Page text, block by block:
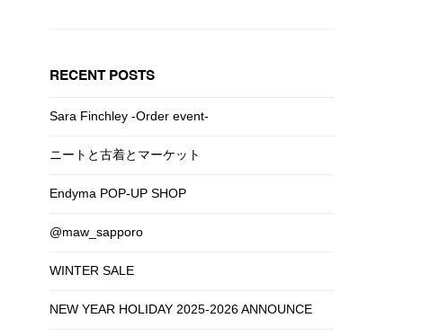
RECENT POSTS
Sara Finchley -Order event-
ニートと古着とマーケット
Endyma POP-UP SHOP
@maw_sapporo
WINTER SALE
NEW YEAR HOLIDAY 2025-2026 ANNOUNCE